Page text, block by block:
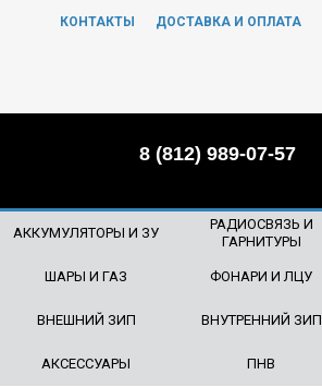
КОНТАКТЫ ДОСТАВКА И ОПЛАТА
8 (812) 989-07-57
АККУМУЛЯТОРЫ И ЗУ
РАДИОСВЯЗЬ И
ГАРНИТУРЫ
ШАРЫ И ГАЗ ФОНАРИ И ЛЦУ
ВНЕШНИЙ ЗИП ВНУТРЕННИЙ ЗИП
АКСЕССУАРЫ ПНВ
ЧТО БУДЕМ ИСКАТЬ?